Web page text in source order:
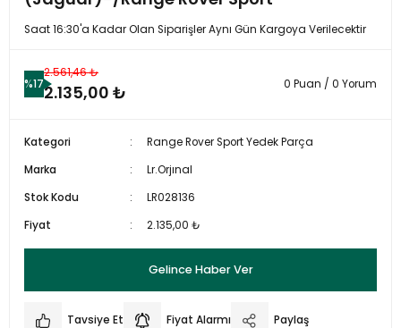
Saat 16:30'a Kadar Olan Siparişler Aynı Gün Kargoya Verilecektir
%17
2.561,46 ₺
2.135,00 ₺ 0 Puan / 0 Yorum
Kategori
Range Rover Sport Yedek Parça
Marka
Lr.Orjınal
Stok Kodu
LR028136
Fiyat
2.135,00 ₺
Gelince Haber Ver
Tavsiye Et Fiyat Alarmı Paylaş